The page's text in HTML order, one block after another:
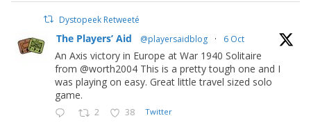
Dystopeek Retweeté
The Players’ Aid @playersaidblog · 6 Oct
An Axis victory in Europe at War 1940 Solitaire
from @worth2004 This is a pretty tough one and I
was playing on easy. Great little travel sized solo
game.
2 38 Twitter